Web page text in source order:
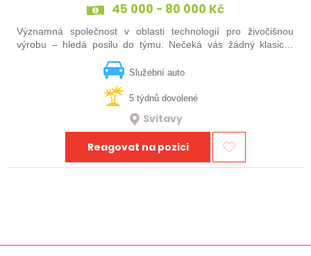
45 000 - 80 000 Kč
Významná společnost v oblasti technologií pro živočišnou
výrobu – hledá posilu do týmu. Nečeká vás žádný klasický
Služební auto
5 týdnů dovolené
Svitavy
Reagovat na pozici